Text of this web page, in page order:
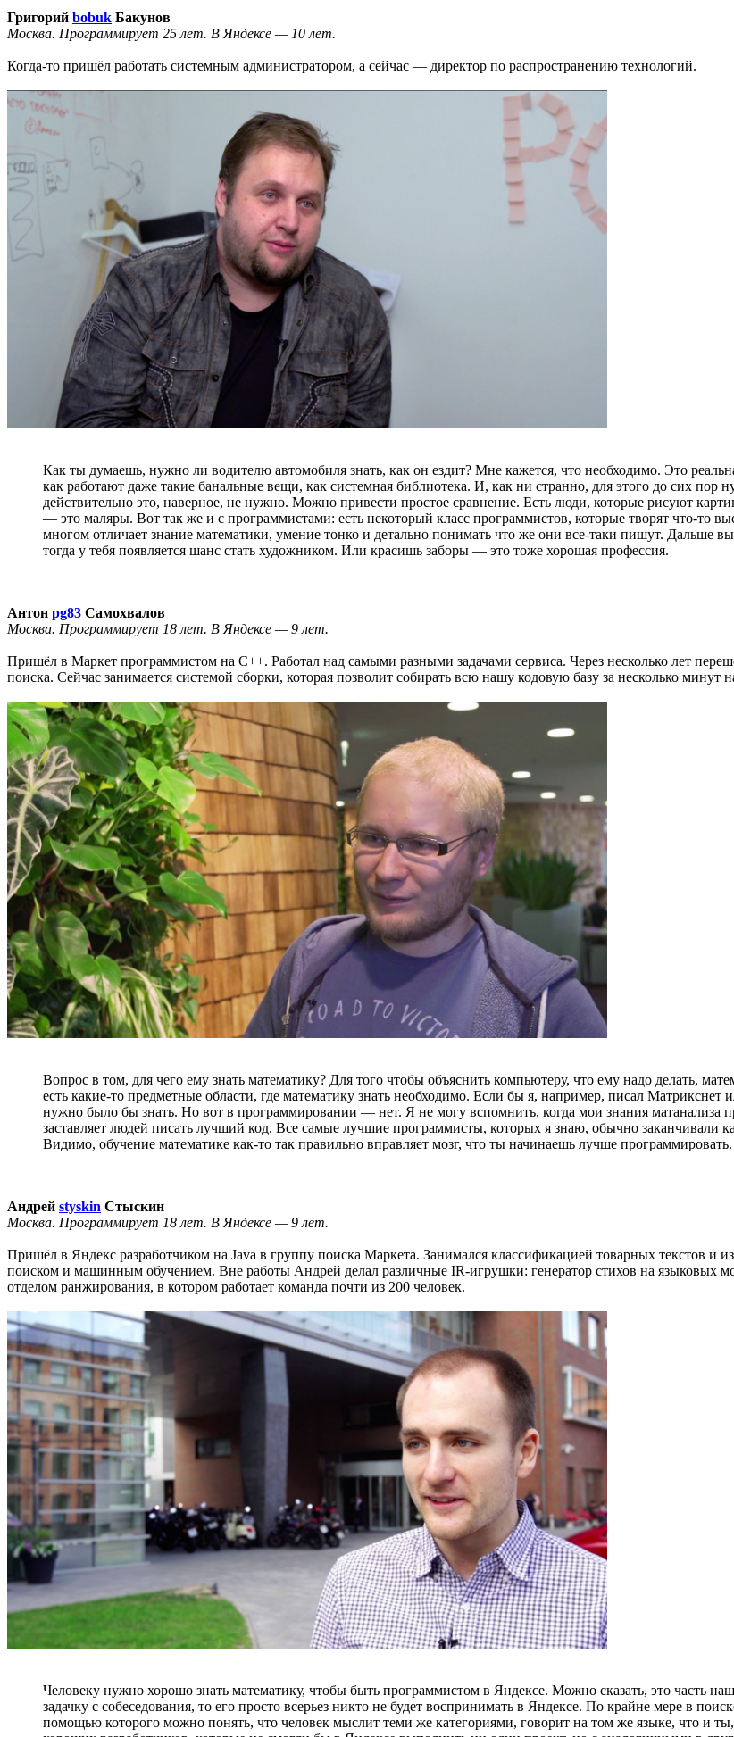
Григорий bobuk Бакунов
Москва. Программирует 25 лет. В Яндексе — 10 лет.
Когда-то пришёл работать системным администратором, а сейчас — директор по распространению технологий.
Как ты думаешь, нужно ли водителю автомобиля знать, как он ездит? Мне кажется, что необходимо. Это
как работают даже такие банальные вещи, как системная библиотека. И, как ни странно, для этого до сих
действительно это, наверное, не нужно. Можно привести простое сравнение. Есть люди, которые рисуют
— это маляры. Вот так же и с программистами: есть некоторый класс программистов, которые творят что-то
многом отличает знание математики, умение тонко и детально понимать что же они все-таки пишут. Дальше
тогда у тебя появляется шанс стать художником. Или красишь заборы — это тоже хорошая профессия.
Антон pg83 Самохвалов
Москва. Программирует 18 лет. В Яндексе — 9 лет.
Пришёл в Маркет программистом на C++. Работал над самыми разными задачами сервиса. Через несколько лет
поиска. Сейчас занимается системой сборки, которая позволит собирать всю нашу кодовую базу за несколько минут
Вопрос в том, для чего ему знать математику? Для того чтобы объяснить компьютеру, что ему надо делать,
есть какие-то предметные области, где математику знать необходимо. Если бы я, например, писал
нужно было бы знать. Но вот в программировании — нет. Я не могу вспомнить, когда мои знания матанализа
заставляет людей писать лучший код. Все самые лучшие программисты, которых я знаю, обычно заканчивали
Видимо, обучение математике как-то так правильно вправляет мозг, что ты начинаешь лучше программировать.
Андрей styskin Стыскин
Москва. Программирует 18 лет. В Яндексе — 9 лет.
Пришёл в Яндекс разработчиком на Java в группу поиска Маркета. Занимался классификацией товарных текстов и
поиском и машинным обучением. Вне работы Андрей делал различные IR-игрушки: генератор стихов на языковых
отделом ранжирования, в котором работает команда почти из 200 человек.
Человеку нужно хорошо знать математику, чтобы быть программистом в Яндексе. Можно сказать, это часть
задачку с собеседования, то его просто всерьез никто не будет воспринимать в Яндексе. По крайне мере в
помощью которого можно понять, что человек мыслит теми же категориями, говорит на том же языке, что и